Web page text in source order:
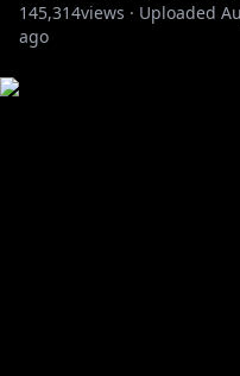
特典④┃毎月メンバー
145,314views · Uploaded
ago